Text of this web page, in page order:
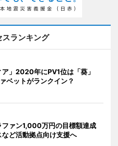
スランキング
ア」2020年にPV1位は「葵」
ベットがランクイン？
ファン1,000万円の目標額達成
など活動拠点向け支援へ